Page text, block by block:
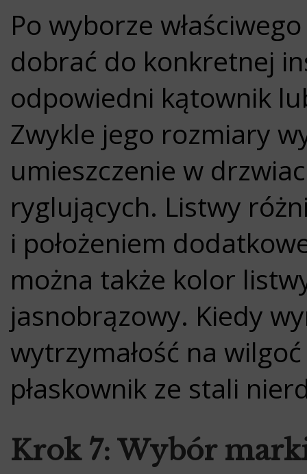
Po wyborze
dobrać do konkretnej
odpowiedni kątownik
Zwykle jego rozmiary
umieszczenie w
ryglujących. Listwy
i położeniem
można także kolor
jasnobrązowy. Kiedy
wytrzymałość na
płaskownik ze stali
Krok 7: Wybór